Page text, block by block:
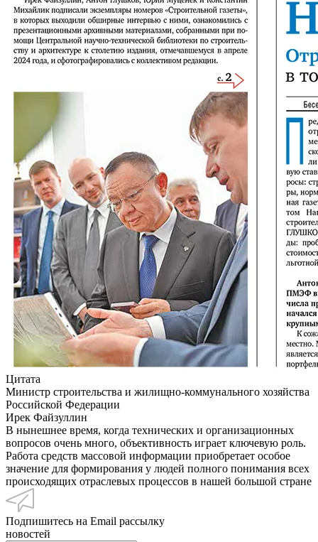
Цитата
Министр строительства и жилищно-коммунального хозяйства
Российской Федерации
Ирек Файзуллин
В нынешнее время, когда технических и организационных
вопросов очень много, объективность играет ключевую роль.
Работа средств массовой информации приобретает особое
значение для формирования у людей полного понимания всех
происходящих отраслевых процессов в нашей большой стране
Подпишитесь на Email рассылку
новостей